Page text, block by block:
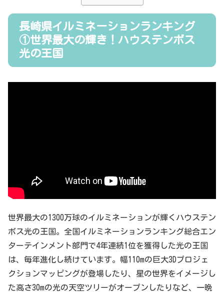
長崎県イルミネーションランキング
①世界最大の輝き！ハウステンボス
光の王国
世界最大の1300万球のイルミネーションが輝くハウステン
ボス光の王国。全国イルミネーションランキング総合エン
ターテインメント部門で4年連続1位を獲得した光の王国
は、毎年進化し続けています。幅110mの巨大3Dプロジェ
クションマッピングが登場したり、星の世界をイメージし
た高さ30mの光の天空ツリーがオープンしたりなど、一晩